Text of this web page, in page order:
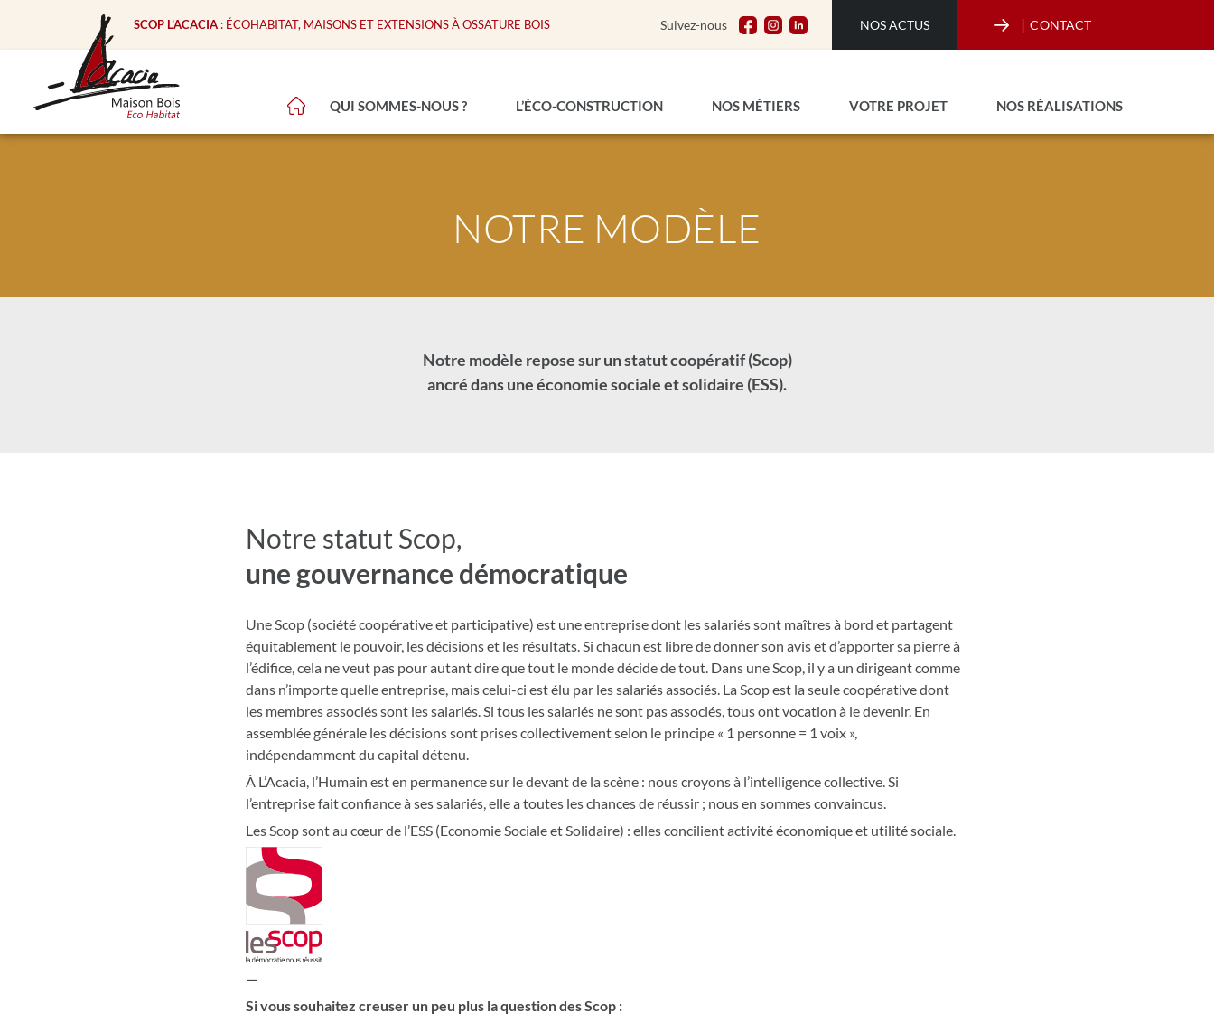
SCOP L’ACACIA: ÉCOHABITAT, MAISONS ET EXTENSIONS À OSSATURE BOIS Suivez-nous NOS ACTUS | CONTACT
QUI SOMMES-NOUS ? L’ÉCO-CONSTRUCTION NOS MÉTIERS VOTRE PROJET NOS RÉALISATIONS
NOTRE MODÈLE
Notre modèle repose sur un statut coopératif (Scop)
ancré dans une économie sociale et solidaire (ESS).
Notre statut Scop,
une gouvernance démocratique
Une Scop (société coopérative et participative) est une entreprise dont les salariés sont maîtres à bord et partagent
équitablement le pouvoir, les décisions et les résultats. Si chacun est libre de donner son avis et d’apporter sa pierre à
l’édifice, cela ne veut pas pour autant dire que tout le monde décide de tout. Dans une Scop, il y a un dirigeant comme
dans n’importe quelle entreprise, mais celui-ci est élu par les salariés associés. La Scop est la seule coopérative dont
les membres associés sont les salariés. Si tous les salariés ne sont pas associés, tous ont vocation à le devenir. En
assemblée générale les décisions sont prises collectivement selon le principe « 1 personne = 1 voix »,
indépendamment du capital détenu.
À L’Acacia, l’Humain est en permanence sur le devant de la scène : nous croyons à l’intelligence collective. Si
l’entreprise fait confiance à ses salariés, elle a toutes les chances de réussir ; nous en sommes convaincus.
Les Scop sont au cœur de l’ESS (Economie Sociale et Solidaire) : elles concilient activité économique et utilité sociale.
—
Si vous souhaitez creuser un peu plus la question des Scop :